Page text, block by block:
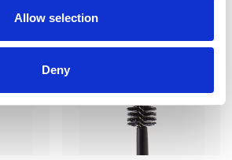
Allow selection
Deny